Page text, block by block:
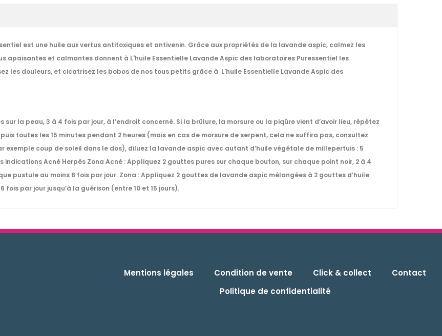
est une huile aux vertus antitoxiques et antivenin. Grâce aux propriétés de la lavande aspic, calmez les
apaisantes et calmantes donnent à L'huile Essentielle Lavande Aspic des laboratoires Puressentiel les
les douleurs, et cicatrisez les bobos de nos tous petits grâce à L'huile Essentielle Lavande Aspic des
la peau, 3 à 4 fois par jour, à l’endroit concerné. Si la brûlure, la morsure ou la piqûre vient d’avoir lieu, répétez
toutes les 15 minutes pendant 2 heures (mais en cas de morsure de serpent, cela ne suffira pas, consultez
exemple coup de soleil dans le dos), diluez la lavande aspic avec autant d’huile végétale de millepertuis : 5
indications Acné Herpès Zona Acné : Appliquez 2 gouttes pures sur chaque bouton, sur chaque point noir, 2 à 4
pustule au moins 8 fois par jour. Zona : Appliquez 2 gouttes de lavande aspic mélangées à 2 gouttes d’huile
par jour jusqu’à la guérison (entre 10 et 15 jours).
Mentions légales Condition de vente Click & collect
Contact
Politique de confidentialité